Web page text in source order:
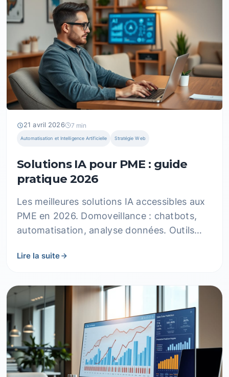
21 avril 2026 7 min
Automatisation et Intelligence Artificielle Stratégie Web
Solutions IA pour PME : guide
pratique 2026
Les meilleures solutions IA accessibles aux
PME en 2026. Domoveillance : chatbots,
automatisation, analyse données. Outils
Lire la suite